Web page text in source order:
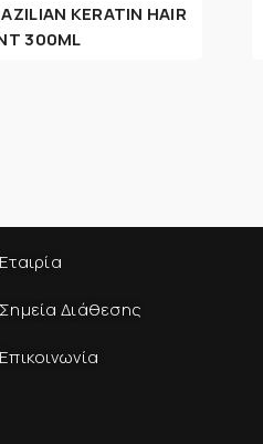
KERATIN HAIR
300ML
Εταιρία
Σημεία Διάθεσης
Επικοινωνία